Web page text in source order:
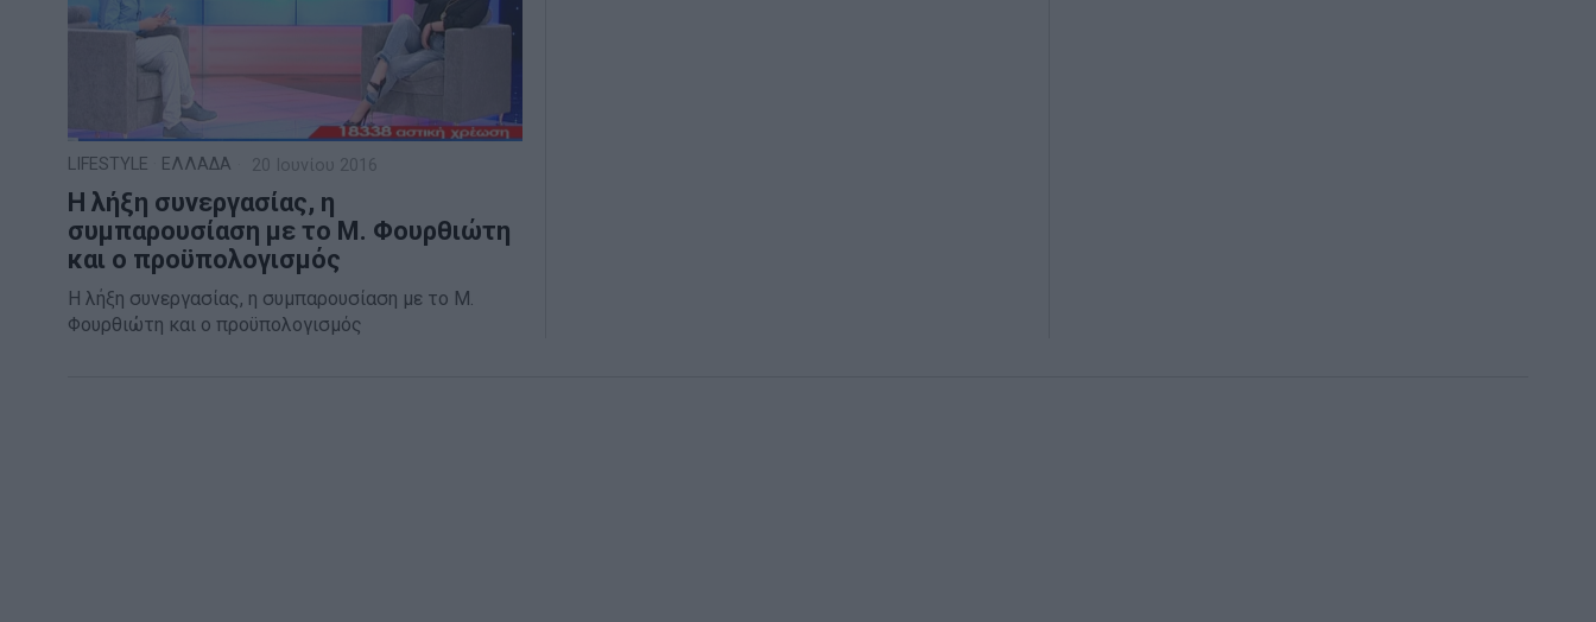
LIFESTYLE ΕΛΛΑΔΑ 20 Ιουνίου 2016
Η λήξη συνεργασίας, η
συμπαρουσίαση με το Μ. Φουρθιώτη
και ο προϋπολογισμός
Η λήξη συνεργασίας, η συμπαρουσίαση με το Μ.
Φουρθιώτη και ο προϋπολογισμός